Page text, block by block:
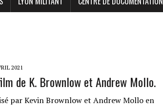
2021
de K. Brownlow et Andrew Mollo.
par Kevin Brownlow et Andrew Mollo en